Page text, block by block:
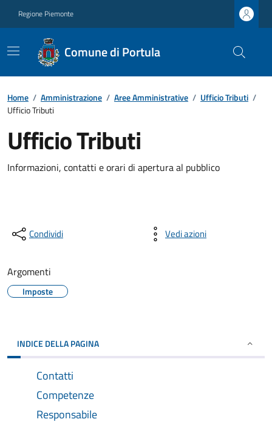
Regione Piemonte
Comune di Portula
Home / Amministrazione / Aree Amministrative / Ufficio Tributi /
Ufficio Tributi
Ufficio Tributi
Informazioni, contatti e orari di apertura al pubblico
Condividi Vedi azioni
Argomenti
Imposte
INDICE DELLA PAGINA
Contatti
Competenze
Responsabile